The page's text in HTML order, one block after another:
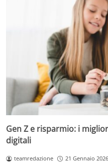
Gen Z e risparmio: i
digitali
teamredazione 21 Gennaio 2026